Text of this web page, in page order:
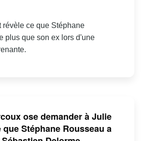
révèle ce que Stéphane
plus que son ex lors d'une
ose demander à Julie
que Stéphane Rousseau a